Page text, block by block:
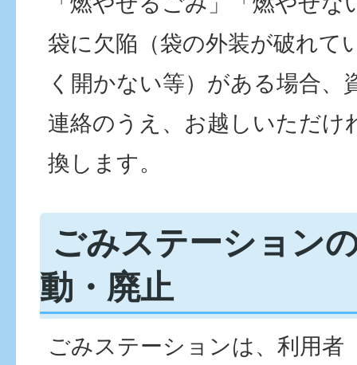
袋に欠陥（袋の外装が破れて
く開かない等）がある場合、
連絡のうえ、お越しいただけ
換します。
ごみステーション
動・廃止
ごみステーションは、利用者